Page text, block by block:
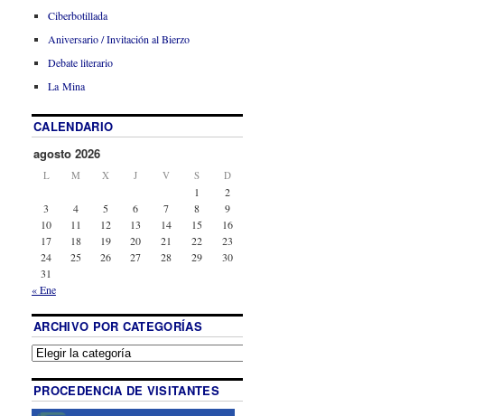
Ciberbotillada
Aniversario / Invitación al Bierzo
Debate literario
La Mina
CALENDARIO
agosto 2026
L M X J V S D
1
2
3
4 5 6 7 8
9
10
11 12 13 14 15
16
17
18 19 20 21 22
23
24
25 26 27 28 29
30
31
« Ene
ARCHIVO POR CATEGORÍAS
PROCEDENCIA DE VISITANTES